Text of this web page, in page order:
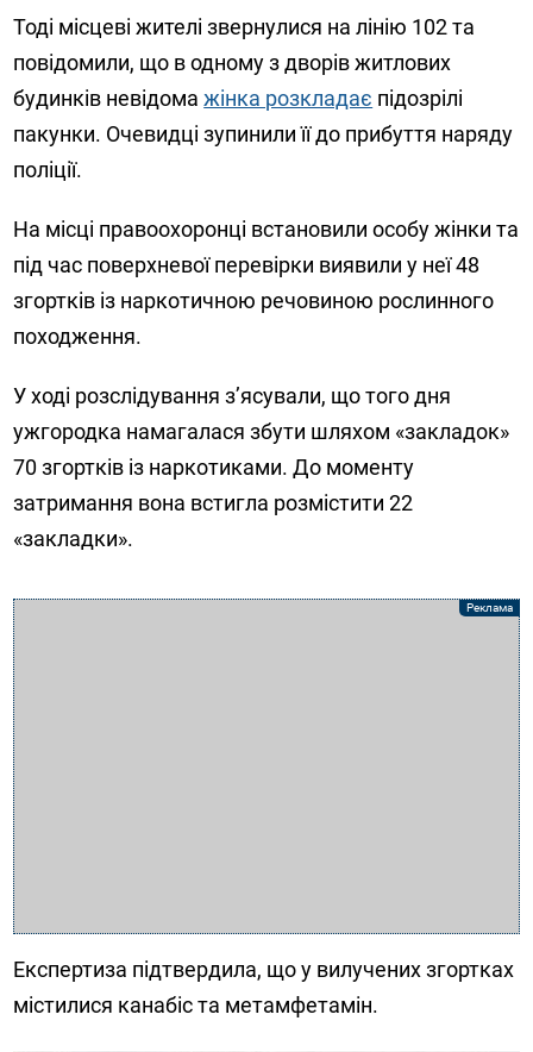
Тоді місцеві жителі звернулися на лінію 102 та
повідомили, що в одному з дворів житлових
будинків невідомажінка розкладає підозрілі
пакунки. Очевидці зупинили її до прибуття наряду
поліції.
На місці правоохоронці встановили особу жінки та
під час поверхневої перевірки виявили у неї 48
згортків із наркотичною речовиною рослинного
походження.
У ході розслідування з’ясували, що того дня
ужгородка намагалася збути шляхом «закладок»
70 згортків із наркотиками. До моменту
затримання вона встигла розмістити 22
«закладки».
Експертиза підтвердила, що у вилучених згортках
містилися канабіс та метамфетамін.